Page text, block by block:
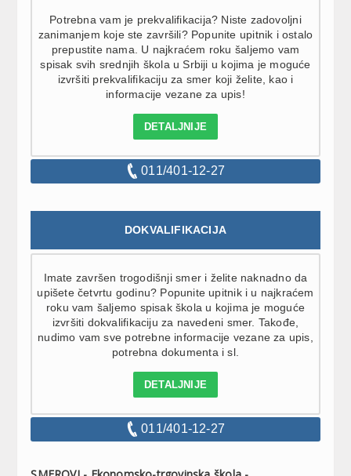
Potrebna vam je prekvalifikacija? Niste zadovoljni
zanimanjem koje ste završili? Popunite upitnik i ostalo
prepustite nama. U najkraćem roku šaljemo vam
spisak svih srednjih škola u Srbiji u kojima je moguće
izvršiti prekvalifikaciju za smer koji želite, kao i
informacije vezane za upis!
DETALJNIJE
011/401-12-27
DOKVALIFIKACIJA
Imate završen trogodišnji smer i želite naknadno da
upišete četvrtu godinu? Popunite upitnik i u najkraćem
roku vam šaljemo spisak škola u kojima je moguće
izvršiti dokvalifikaciju za navedeni smer. Takođe,
nudimo vam sve potrebne informacije vezane za upis,
potrebna dokumenta i sl.
DETALJNIJE
011/401-12-27